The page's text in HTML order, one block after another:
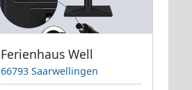
Ferienhaus Well
66793 Saarwellingen